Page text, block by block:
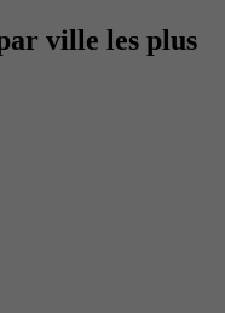
ville les plus